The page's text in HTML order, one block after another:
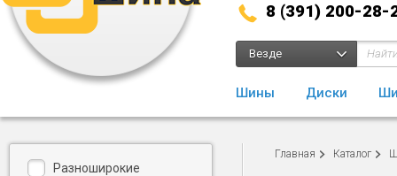
8 (391) 200-28-
Везде
Шины Диски
Главная Каталог
Разноширокие